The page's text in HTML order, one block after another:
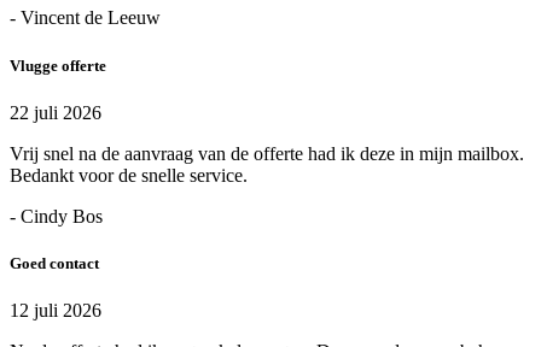
- Vincent de Leeuw
Vlugge offerte
22 juli 2026
Vrij snel na de aanvraag van de offerte had ik deze in mijn mailbox.
Bedankt voor de snelle service.
- Cindy Bos
Goed contact
12 juli 2026